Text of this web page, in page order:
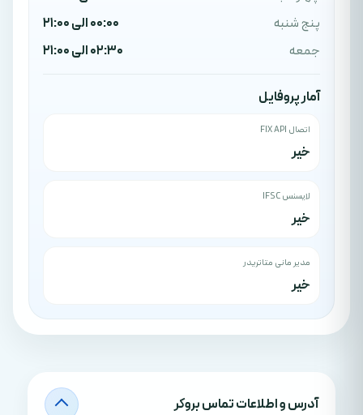
پنج شنبه
00:00 الی 21:00
جمعه
02:30 الی 21:00
آمار پروفایل
اتصال FIX API
خیر
لایسنس IFSC
خیر
مدیر مانی متاتریدر
خیر
آدرس‌ و اطلاعات تماس بروکر